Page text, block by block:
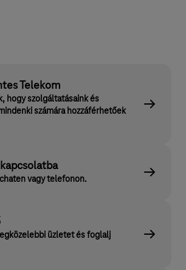
Telekom
hogy szolgáltatásaink és
számára hozzáférhetőek
vagy telefonon.
üzletet és foglalj